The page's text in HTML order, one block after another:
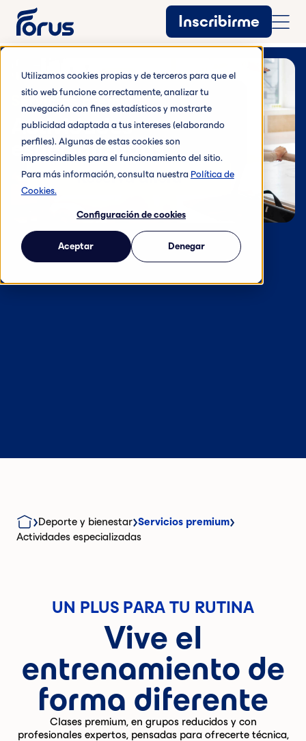
Utilizamos cookies propias y de terceros para que el
sitio web funcione correctamente, analizar tu
navegación con fines estadísticos y mostrarte
publicidad adaptada a tus intereses (elaborando
perfiles). Algunas de estas cookies son
imprescindibles para el funcionamiento del sitio.
Para más información, consulta nuestra Política de
Cookies.
Configuración de cookies
Aceptar Denegar
Inscribirme
Servicios premium
Actividades
especializadas
Reserva ahora
Deporte y bienestar Servicios premium
Actividades especializadas
UN PLUS PARA TU RUTINA
Vive el
entrenamiento de
forma diferente
Clases premium, en grupos reducidos y con
profesionales expertos, pensadas para ofrecerte técnica,